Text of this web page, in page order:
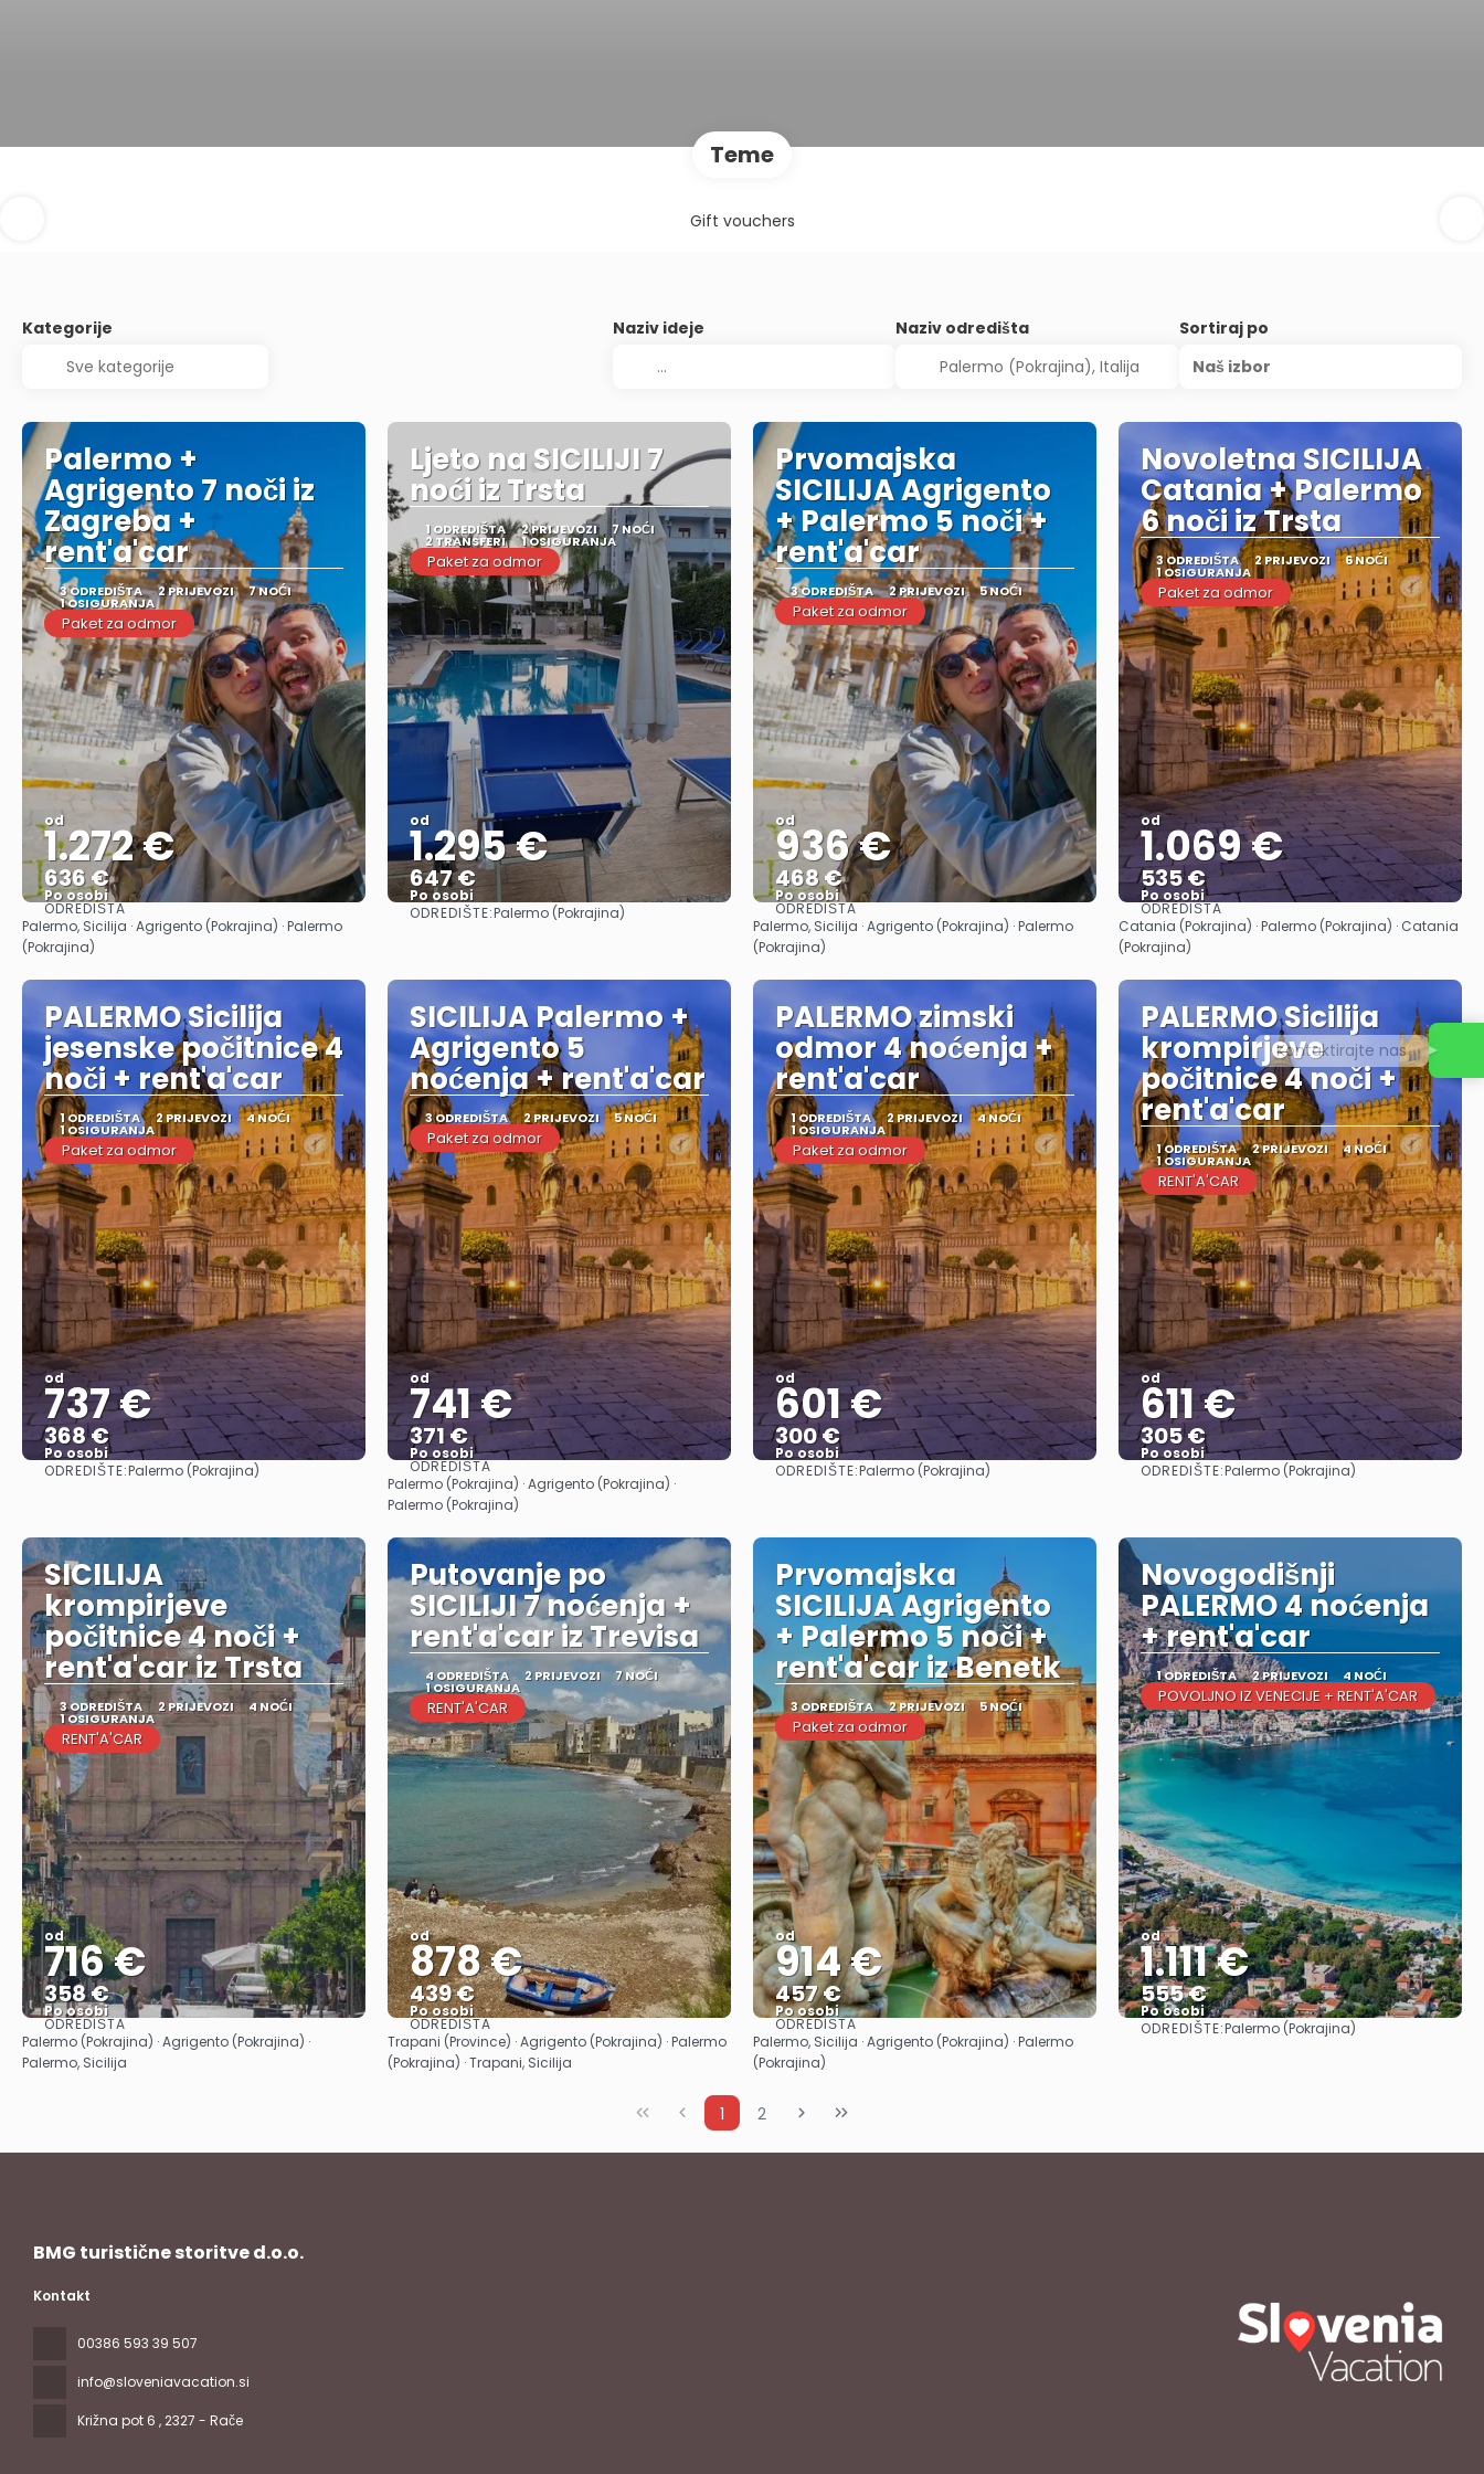
Teme
Gift vouchers
Kategorije Naziv ideje Naziv odredišta
Sortiraj po
Naš izbor
Palermo +
Agrigento 7 noči iz
Zagreba +
rent'a'car
3 ODREDIŠTA 2 PRIJEVOZI 7 NOĆI
1 OSIGURANJA
Paket za odmor
od
1.272 €
636 €
Po osobi
Vidjeti
ODREDIŠTA
Palermo, Sicilija · Agrigento (Pokrajina) · Palermo
(Pokrajina)
Ljeto na SICILIJI 7
noći iz Trsta
1 ODREDIŠTA 2 PRIJEVOZI 7 NOĆI
2 TRANSFERI 1 OSIGURANJA
Paket za odmor
od
1.295 €
647 €
Po osobi
Vidjeti
ODREDIŠTE:Palermo (Pokrajina)
Prvomajska
SICILIJA Agrigento
+ Palermo 5 noči +
rent'a'car
3 ODREDIŠTA 2 PRIJEVOZI 5 NOĆI
Paket za odmor
od
936 €
468 €
Po osobi
Vidjeti
ODREDIŠTA
Palermo, Sicilija · Agrigento (Pokrajina) · Palermo
(Pokrajina)
Novoletna SICILIJA
Catania + Palermo
6 noči iz Trsta
3 ODREDIŠTA 2 PRIJEVOZI 6 NOĆI
1 OSIGURANJA
Paket za odmor
od
1.069 €
535 €
Po osobi
Vidjeti
ODREDIŠTA
Catania (Pokrajina) · Palermo (Pokrajina) · Catania
(Pokrajina)
PALERMO Sicilija
jesenske počitnice 4
noči + rent'a'car
1 ODREDIŠTA 2 PRIJEVOZI 4 NOĆI
1 OSIGURANJA
Paket za odmor
od
737 €
368 €
Po osobi
Vidjeti
ODREDIŠTE:Palermo (Pokrajina)
SICILIJA Palermo +
Agrigento 5
noćenja + rent'a'car
3 ODREDIŠTA 2 PRIJEVOZI 5 NOĆI
Paket za odmor
od
741 €
371 €
Po osobi
Vidjeti
ODREDIŠTA
Palermo (Pokrajina) · Agrigento (Pokrajina) ·
Palermo (Pokrajina)
PALERMO zimski
odmor 4 noćenja +
rent'a'car
1 ODREDIŠTA 2 PRIJEVOZI 4 NOĆI
1 OSIGURANJA
Paket za odmor
od
601 €
300 €
Po osobi
Vidjeti
ODREDIŠTE:Palermo (Pokrajina)
PALERMO Sicilija
krompirjeve
počitnice 4 noči +
rent'a'car
1 ODREDIŠTA 2 PRIJEVOZI 4 NOĆI
1 OSIGURANJA
RENT'A'CAR
od
611 €
305 €
Po osobi
Vidjeti
ODREDIŠTE:Palermo (Pokrajina)
SICILIJA
krompirjeve
počitnice 4 noči +
rent'a'car iz Trsta
3 ODREDIŠTA 2 PRIJEVOZI 4 NOĆI
1 OSIGURANJA
RENT'A'CAR
od
716 €
358 €
Po osobi
Vidjeti
ODREDIŠTA
Palermo (Pokrajina) · Agrigento (Pokrajina) ·
Palermo, Sicilija
Putovanje po
SICILIJI 7 noćenja +
rent'a'car iz Trevisa
4 ODREDIŠTA 2 PRIJEVOZI 7 NOĆI
1 OSIGURANJA
RENT'A'CAR
od
878 €
439 €
Po osobi
Vidjeti
ODREDIŠTA
Trapani (Province) · Agrigento (Pokrajina) · Palermo
(Pokrajina) · Trapani, Sicilija
Prvomajska
SICILIJA Agrigento
+ Palermo 5 noči +
rent'a'car iz Benetk
3 ODREDIŠTA 2 PRIJEVOZI 5 NOĆI
Paket za odmor
od
914 €
457 €
Po osobi
Vidjeti
ODREDIŠTA
Palermo, Sicilija · Agrigento (Pokrajina) · Palermo
(Pokrajina)
Novogodišnji
PALERMO 4 noćenja
+ rent'a'car
1 ODREDIŠTA 2 PRIJEVOZI 4 NOĆI
POVOLJNO IZ VENECIJE + RENT'A'CAR
od
1.111 €
555 €
Po osobi
Vidjeti
ODREDIŠTE:Palermo (Pokrajina)
1 2
BMG turistične storitve d.o.o.
Kontakt
00386 593 39 507
info@sloveniavacation.si
Križna pot 6 , 2327 - Rače
Kontaktirajte nas